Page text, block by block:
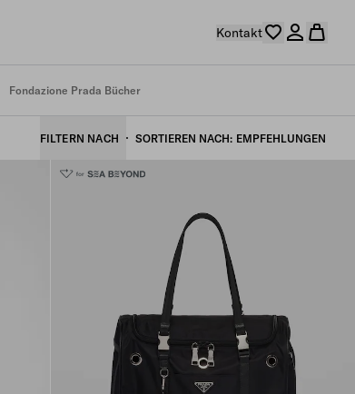
Kontakt
Fondazione Prada Bücher
FILTERN NACH SORTIEREN NACH EMPFEHLUNGEN